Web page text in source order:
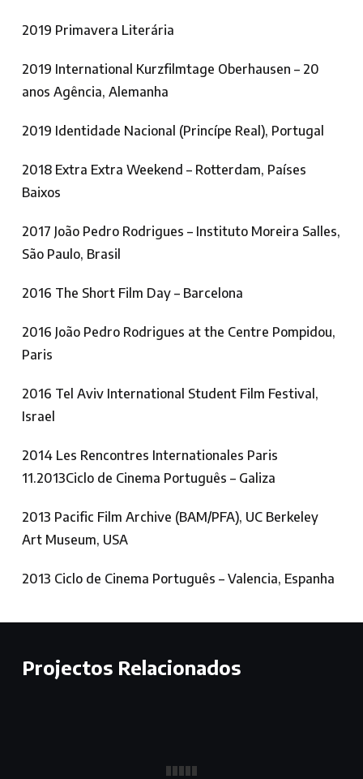
2019 Primavera Literária
2019 International Kurzfilmtage Oberhausen – 20
anos Agência, Alemanha
2019 Identidade Nacional (Princípe Real), Portugal
2018 Extra Extra Weekend – Rotterdam, Países
Baixos
2017 João Pedro Rodrigues – Instituto Moreira Salles,
São Paulo, Brasil
2016 The Short Film Day – Barcelona
2016 João Pedro Rodrigues at the Centre Pompidou,
Paris
2016 Tel Aviv International Student Film Festival,
Israel
2014 Les Rencontres Internationales Paris
11.2013Ciclo de Cinema Português – Galiza
2013 Pacific Film Archive (BAM/PFA), UC Berkeley
Art Museum, USA
2013 Ciclo de Cinema Português – Valencia, Espanha
Projectos Relacionados